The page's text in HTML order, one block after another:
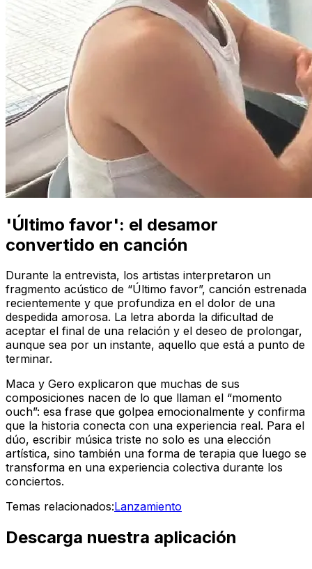
'Último favor': el desamor
convertido en canción
Durante la entrevista, los artistas interpretaron un
fragmento acústico de “Último favor”, canción estrenada
recientemente y que profundiza en el dolor de una
despedida amorosa. La letra aborda la dificultad de
aceptar el final de una relación y el deseo de prolongar,
aunque sea por un instante, aquello que está a punto de
terminar.
Maca y Gero explicaron que muchas de sus
composiciones nacen de lo que llaman el “momento
ouch”: esa frase que golpea emocionalmente y confirma
que la historia conecta con una experiencia real. Para el
dúo, escribir música triste no solo es una elección
artística, sino también una forma de terapia que luego se
transforma en una experiencia colectiva durante los
conciertos.
Temas relacionados:Lanzamiento
Descarga nuestra aplicación